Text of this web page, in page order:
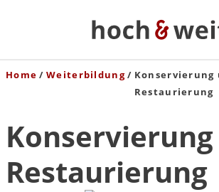
Home Weiterbildung
Konservierung
Restaurierung
Restaurierung